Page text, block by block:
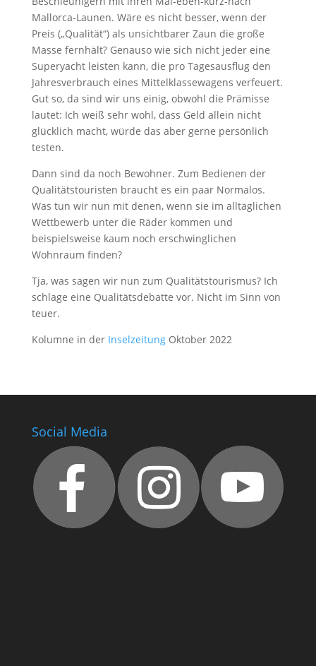
Mallorca-Launen. Wäre es nicht besser, wenn der
Preis („Qualität“) als unsichtbarer Zaun die große
Masse fernhält? Genauso wie sich nicht jeder eine
Superyacht leisten kann, die pro Tagesausflug den
Jahresverbrauch eines Mittelklassewagens verfeuert.
Gut so, da sind wir uns einig, obwohl die Prämisse
lautet: Ich weiß sehr wohl, dass Geld allein nicht
glücklich macht, würde das aber gerne persönlich
testen.
Dann sind da noch Bewohner. Zum Bedienen der
Qualitätstouristen braucht es ein paar Normalos.
Was tun wir nun mit denen, wenn sie im alltäglichen
Wettbewerb unter die Räder kommen und
beispielsweise kaum noch erschwinglichen
Wohnraum finden?
Tja, was sagen wir nun zum Qualitätstourismus? Ich
schlage eine Qualitätsdebatte vor. Nicht im Sinn von
teuer.
Kolumne in der InselzeitungOktober 2022
Social Media